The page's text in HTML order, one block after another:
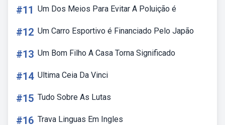
#11 Um Dos Meios Para Evitar A Poluição é
#12 Um Carro Esportivo é Financiado Pelo Japão
#13 Um Bom Filho A Casa Torna Significado
#14 Ultima Ceia Da Vinci
#15 Tudo Sobre As Lutas
#16 Trava Linguas Em Ingles